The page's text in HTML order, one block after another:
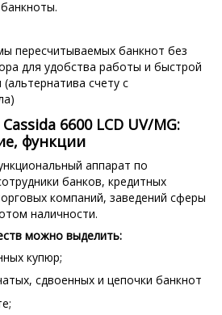
пересчитываемых банкнот без
для удобства работы и быстрой
счету с
6600 LCD UV/MG:
функции
аппарат по
банков, кредитных
компаний, заведений сферы
наличности.
можно выделить:
купюр;
сдвоенных и цепочки банкнот